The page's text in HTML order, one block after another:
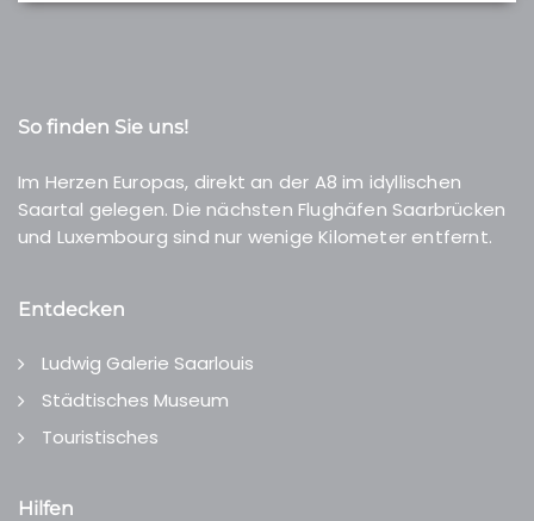
So finden Sie uns!
Im Herzen Europas, direkt an der A8 im idyllischen
Saartal gelegen. Die nächsten Flughäfen Saarbrücken
und Luxembourg sind nur wenige Kilometer entfernt.
Entdecken
Ludwig Galerie Saarlouis
Städtisches Museum
Touristisches
Hilfen